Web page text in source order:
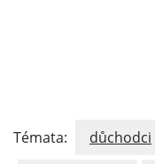
Témata: důchodci